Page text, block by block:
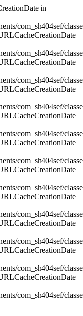
in
com_sh404sef/
com_sh404sef/
com_sh404sef/
com_sh404sef/
com_sh404sef/
com_sh404sef/
com_sh404sef/
com_sh404sef/
com_sh404sef/
com_sh404sef/
com_sh404sef/